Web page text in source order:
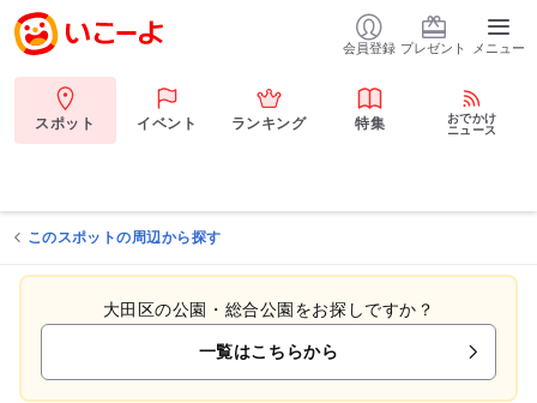
会員登録 プレゼント メニュー
スポット イベント ランキング 特集
おでかけ
ニュース
このスポットの周辺から探す
大田区の公園・総合公園をお探しですか？
一覧はこちらから